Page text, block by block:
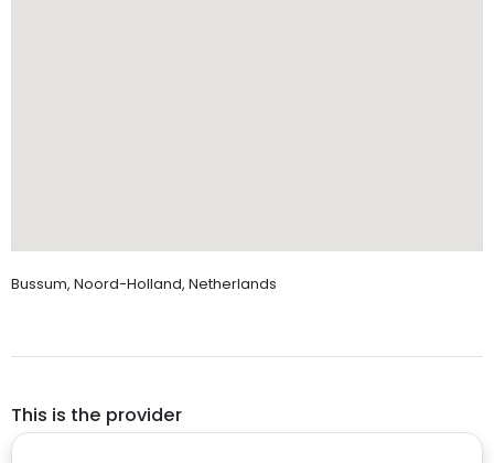
Bussum, Noord-Holland, Netherlands
This is the provider